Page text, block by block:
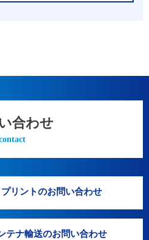
合わせ
リントのお問い合わせ
テナ輸送のお問い合わせ